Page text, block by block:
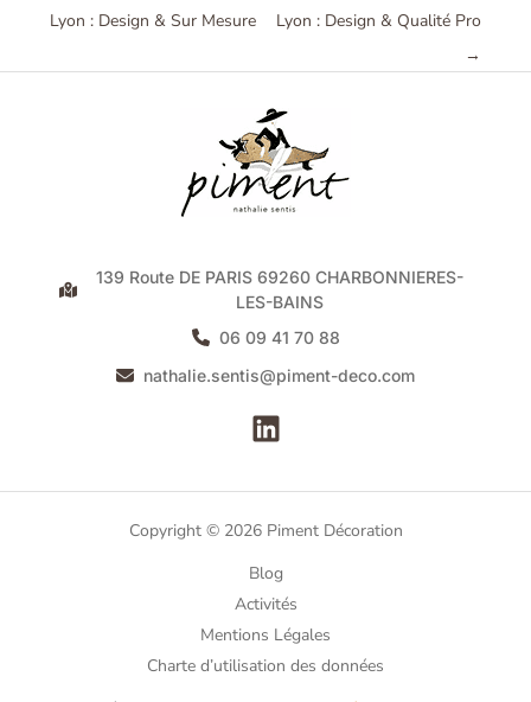
Lyon : Design & Sur Mesure
Lyon : Design & Qualité Pro
→
139 Route DE PARIS 69260 CHARBONNIERES-
LES-BAINS
06 09 41 70 88
nathalie.sentis@piment-deco.com
Copyright © 2026 Piment Décoration
Blog
Activités
Mentions Légales
Charte d’utilisation des données